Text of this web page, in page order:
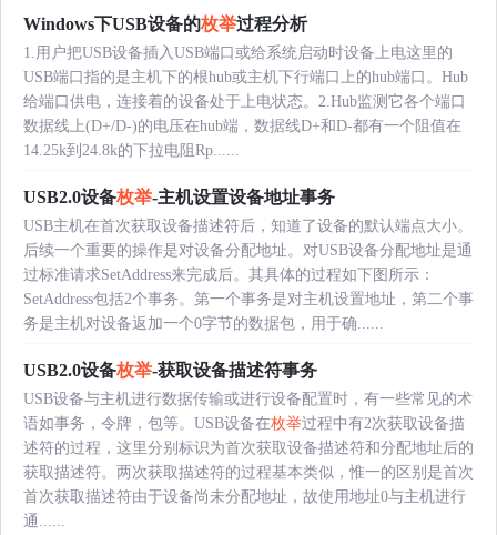
Windows下USB设备的枚举过程分析
1.用户把USB设备插入USB端口或给系统启动时设备上电这里的
USB端口指的是主机下的根hub或主机下行端口上的hub端口。Hub
给端口供电，连接着的设备处于上电状态。2.Hub监测它各个端口
数据线上(D+/D-)的电压在hub端，数据线D+和D-都有一个阻值在
14.25k到24.8k的下拉电阻Rp......
USB2.0设备枚举-主机设置设备地址事务
USB主机在首次获取设备描述符后，知道了设备的默认端点大小。
后续一个重要的操作是对设备分配地址。对USB设备分配地址是通
过标准请求SetAddress来完成后。其具体的过程如下图所示：
SetAddress包括2个事务。第一个事务是对主机设置地址，第二个事
务是主机对设备返加一个0字节的数据包，用于确......
USB2.0设备枚举-获取设备描述符事务
USB设备与主机进行数据传输或进行设备配置时，有一些常见的术
语如事务，令牌，包等。USB设备在枚举过程中有2次获取设备描
述符的过程，这里分别标识为首次获取设备描述符和分配地址后的
获取描述符。两次获取描述符的过程基本类似，惟一的区别是首次
首次获取描述符由于设备尚未分配地址，故使用地址0与主机进行
通......